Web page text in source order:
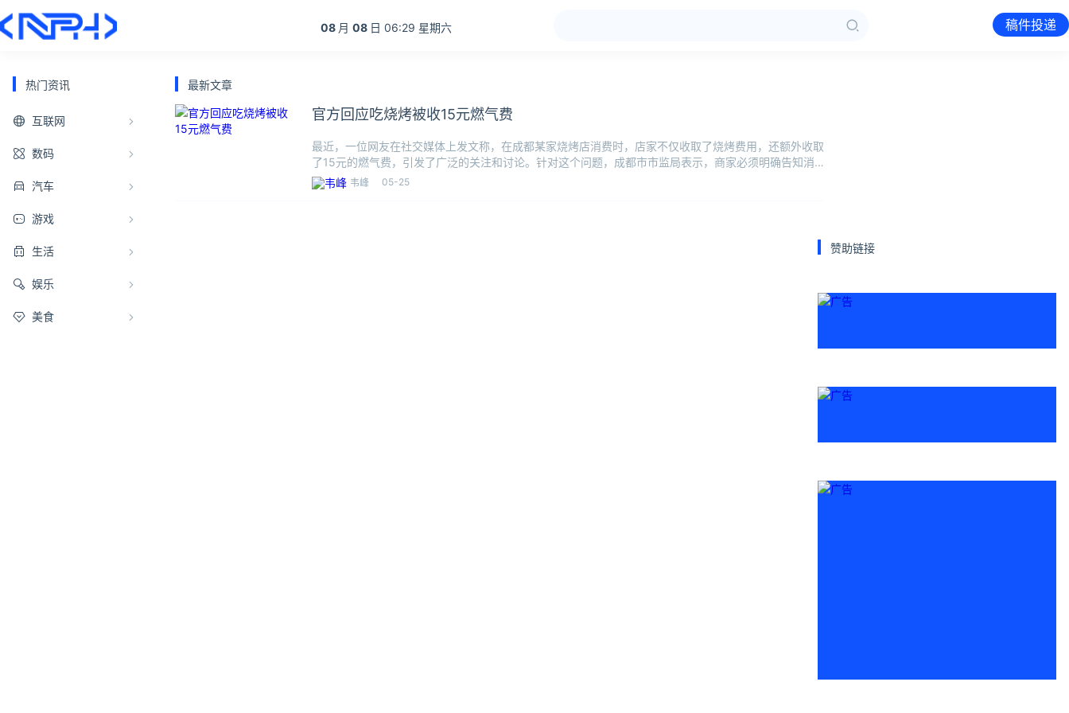
08 月 08 日 06:29 星期六 稿件投递
热门资讯
互联网
数码
汽车
游戏
生活
娱乐
美食
最新文章
官方回应吃烧烤被收15元燃气费
最近，一位网友在社交媒体上发文称，在成都某家烧烤店消费时，店家不仅收取了烧烤费用，还额外收取
了15元的燃气费，引发了广泛的关注和讨论。针对这个问题，成都市市监局表示，商家必须明确告知消
费者需要支付燃气
韦峰 05-25
赞助链接